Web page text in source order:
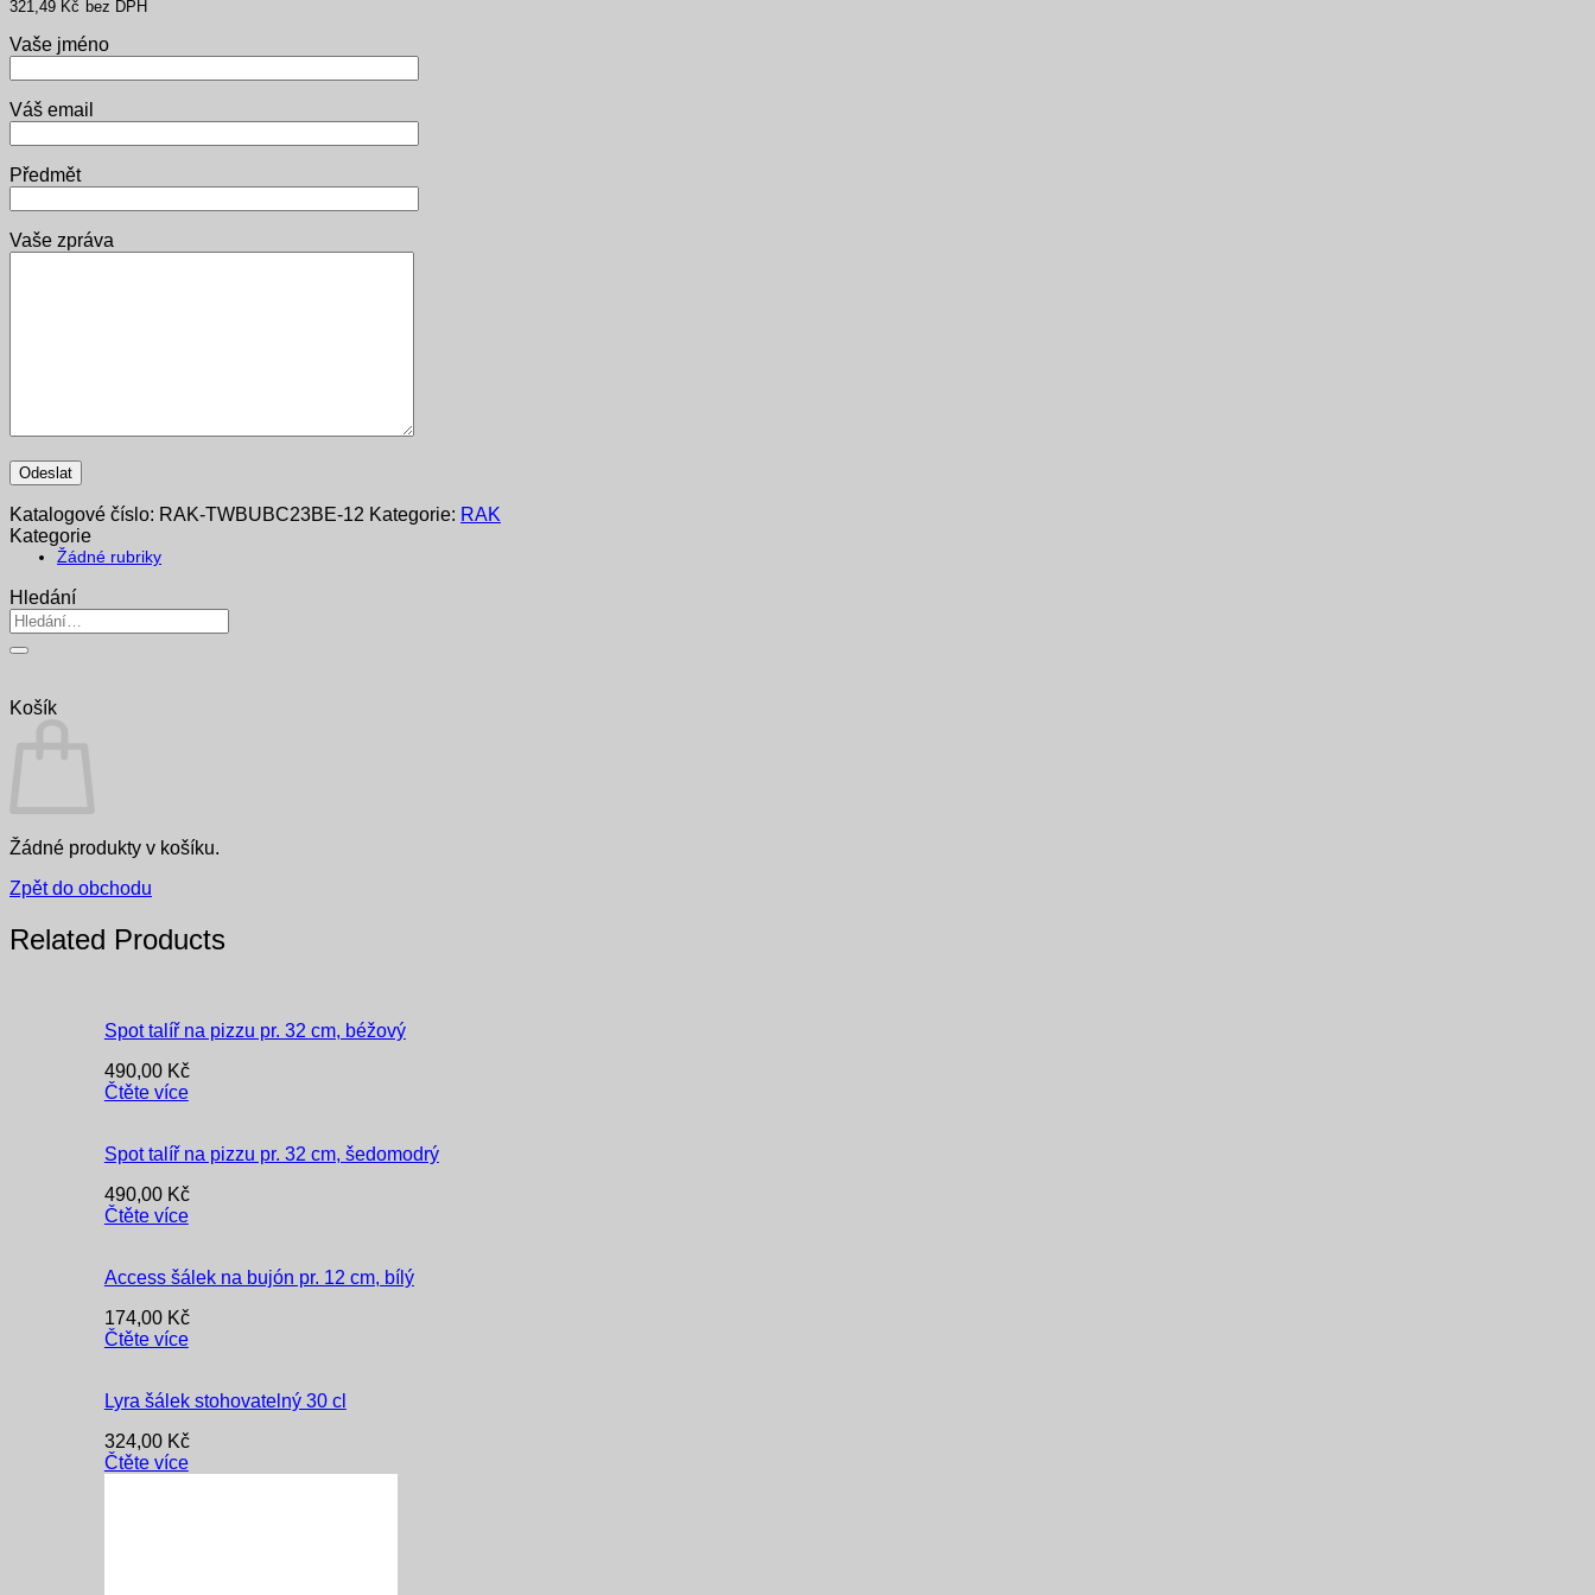
321,49 Kč bez DPH
Vaše jméno
Váš email
Předmět
Vaše zpráva
Katalogové číslo: RAK-TWBUBC23BE-12 Kategorie: RAK
Kategorie
Žádné rubriky
Hledání
Hledat:
Košík
Žádné produkty v košíku.
Zpět do obchodu
Related Products
Spot talíř na pizzu pr. 32 cm, béžový
490,00 Kč
Čtěte více
Spot talíř na pizzu pr. 32 cm, šedomodrý
490,00 Kč
Čtěte více
Access šálek na bujón pr. 12 cm, bílý
174,00 Kč
Čtěte více
Lyra šálek stohovatelný 30 cl
324,00 Kč
Čtěte více